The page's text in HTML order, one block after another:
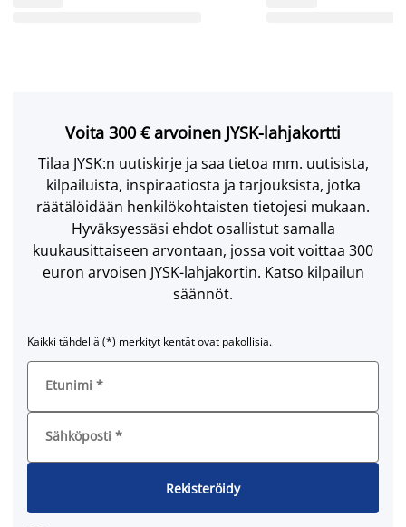
Voita 300 € arvoinen JYSK-lahjakortti
Tilaa JYSK:n uutiskirje ja saa tietoa mm. uutisista,
kilpailuista, inspiraatiosta ja tarjouksista, jotka
räätälöidään henkilökohtaisten tietojesi mukaan.
Hyväksyessäsi ehdot osallistut samalla
kuukausittaiseen arvontaan, jossa voit voittaa 300
euron arvoisen JYSK-lahjakortin. Katso kilpailun
säännöt.
Kaikki tähdellä (*) merkityt kentät ovat pakollisia.
Etunimi *
Sähköposti *
Rekisteröidy